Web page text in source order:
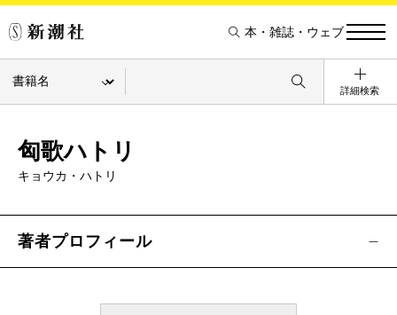
本・雑誌・ウェブ
詳細検索
匈歌ハトリ
キョウカ・ハトリ
著者プロフィール